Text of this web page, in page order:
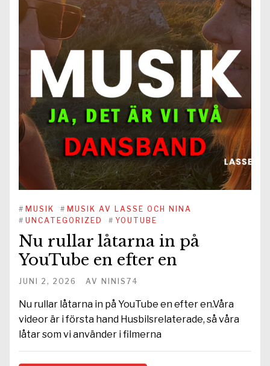
# MUSIK # MUSIK AV LASSE OCH NINA
# UNCATEGORIZED # YOUTUBE
Nu rullar låtarna in på
YouTube en efter en
JUNI 2, 2026 AV NINIS74
Nu rullar låtarna in på YouTube en efter en.Våra
videor är i första hand Husbilsrelaterade, så våra
låtar som vi använder i filmerna